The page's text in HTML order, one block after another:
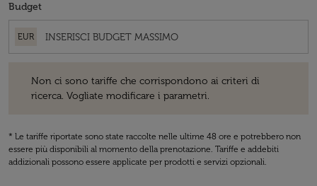
Budget
EUR
Non ci sono tariffe che corrispondono ai criteri di
ricerca. Vogliate modificare i parametri.
* Le tariffe riportate sono state raccolte nelle ultime 48 ore e potrebbero non
essere più disponibili al momento della prenotazione. Tariffe e addebiti
addizionali possono essere applicate per prodotti e servizi opzionali.